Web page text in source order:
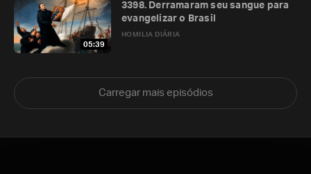
05:39
HOMILIA DIÁRIA
3398. Derramaram seu sangue para
evangelizar o Brasil
Carregar mais episódios